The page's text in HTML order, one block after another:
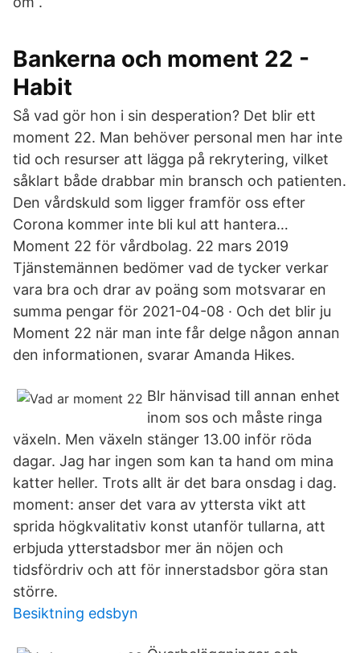
Bankerna och moment 22 -
Habit
Så vad gör hon i sin desperation? Det blir ett
moment 22. Man behöver personal men har inte
tid och resurser att lägga på rekrytering, vilket
såklart både drabbar min bransch och patienten.
Den vårdskuld som ligger framför oss efter
Corona kommer inte bli kul att hantera…
Moment 22 för vårdbolag. 22 mars 2019
Tjänstemännen bedömer vad de tycker verkar
vara bra och drar av poäng som motsvarar en
summa pengar för 2021-04-08 · Och det blir ju
Moment 22 när man inte får delge någon annan
den informationen, svarar Amanda Hikes.
Blr hänvisad till annan enhet
inom sos och måste ringa
växeln. Men växeln stänger 13.00 inför röda
dagar. Jag har ingen som kan ta hand om mina
katter heller. Trots allt är det bara onsdag i dag.
moment: anser det vara av yttersta vikt att
sprida högkvalitativ konst utanför tullarna, att
erbjuda ytterstadsbor mer än nöjen och
tidsfördriv och att för innerstadsbor göra stan
större.
Besiktning edsbyn